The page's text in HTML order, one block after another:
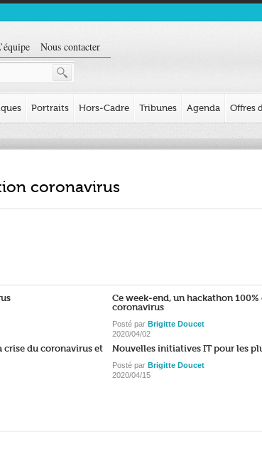
Nous contacter
Portraits Hors-Cadre Tribunes Agenda Offres
coronavirus
Ce week-end, un hackathon
coronavirus
Posté par Brigitte Doucet
2020/04/02
crise du coronavirus et
Nouvelles initiatives IT pour les
Posté par Brigitte Doucet
2020/04/15